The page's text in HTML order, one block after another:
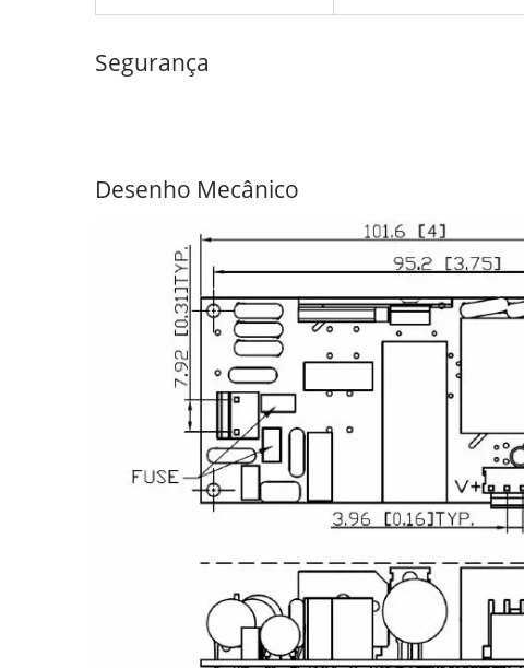
Segurança
Desenho Mecânico